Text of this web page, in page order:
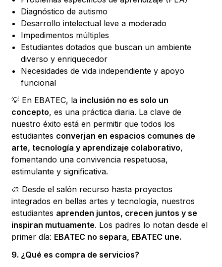
Diagnóstico de autismo
Desarrollo intelectual leve a moderado
Impedimentos múltiples
Estudiantes dotados que buscan un ambiente
diverso y enriquecedor
Necesidades de vida independiente y apoyo
funcional
💡 En EBATEC, la inclusión no es solo un
concepto, es una práctica diaria. La clave de
nuestro éxito está en permitir que todos los
estudiantes converjan en espacios comunes de
arte, tecnología y aprendizaje colaborativo,
fomentando una convivencia respetuosa,
estimulante y significativa.
🎨 Desde el salón recurso hasta proyectos
integrados en bellas artes y tecnología, nuestros
estudiantes aprenden juntos, crecen juntos y se
inspiran mutuamente. Los padres lo notan desde el
primer día: EBATEC no separa, EBATEC une.
9. ¿Qué es compra de servicios?